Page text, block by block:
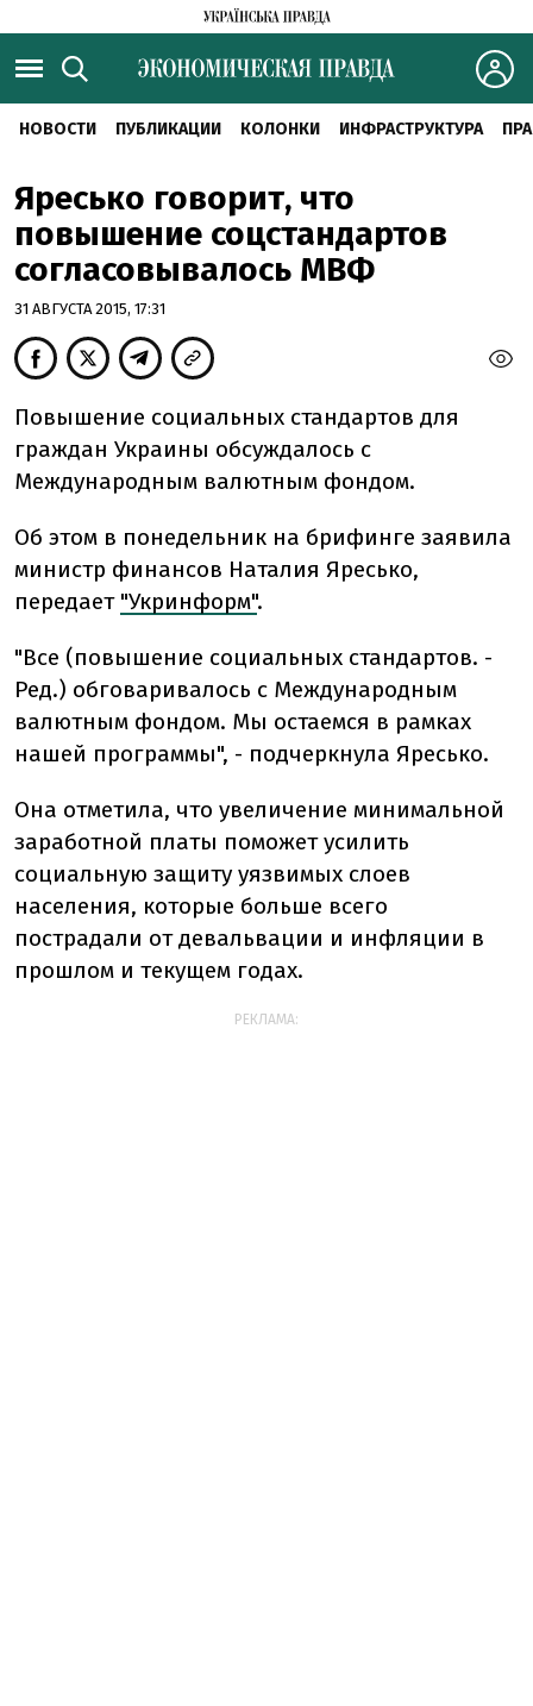
НОВОСТИ ПУБЛИКАЦИИ КОЛОНКИ ИНФРАСТРУКТУРА
Яресько говорит, что
повышение соцстандартов
согласовывалось МВФ
31 АВГУСТА 2015, 17:31
Повышение социальных стандартов для
граждан Украины обсуждалось с
Международным валютным фондом.
Об этом в понедельник на брифинге заявила
министр финансов Наталия Яресько,
передает "Укринформ".
"Все (повышение социальных стандартов. -
Ред.) обговаривалось с Международным
валютным фондом. Мы остаемся в рамках
нашей программы", - подчеркнула Яресько.
Она отметила, что увеличение минимальной
заработной платы поможет усилить
социальную защиту уязвимых слоев
населения, которые больше всего
пострадали от девальвации и инфляции в
прошлом и текущем годах.
РЕКЛАМА: